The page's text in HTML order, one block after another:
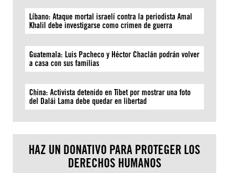
Líbano: Ataque mortal israelí contra la periodista Amal
Khalil debe investigarse como crimen de guerra
Guatemala: Luis Pacheco y Héctor Chaclán podrán volver
a casa con sus familias
China: Activista detenido en Tíbet por mostrar una foto
del Dalái Lama debe quedar en libertad
HAZ UN DONATIVO PARA PROTEGER LOS
DERECHOS HUMANOS